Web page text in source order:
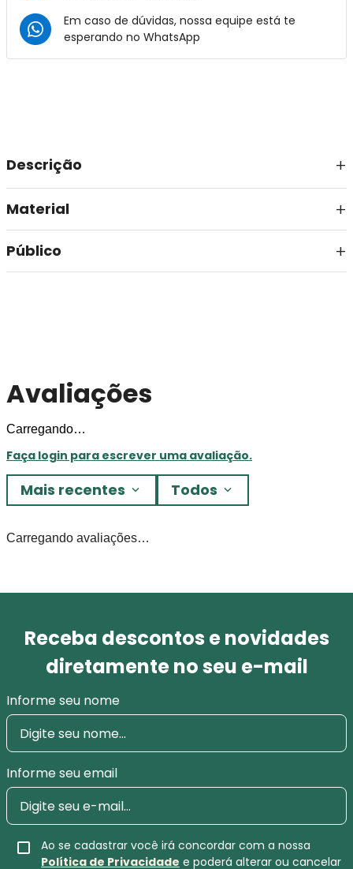
Em caso de dúvidas, nossa equipe está te
esperando no WhatsApp
Descrição
Material
Público
Avaliações
Carregando…
Faça login para escrever uma avaliação.
Mais recentes Todos
Carregando avaliações…
Receba descontos e novidades
diretamente no seu e-mail
Informe seu nome
Informe seu email
Ao se cadastrar você irá concordar com a nossa
Política de Privacidade e poderá alterar ou cancelar